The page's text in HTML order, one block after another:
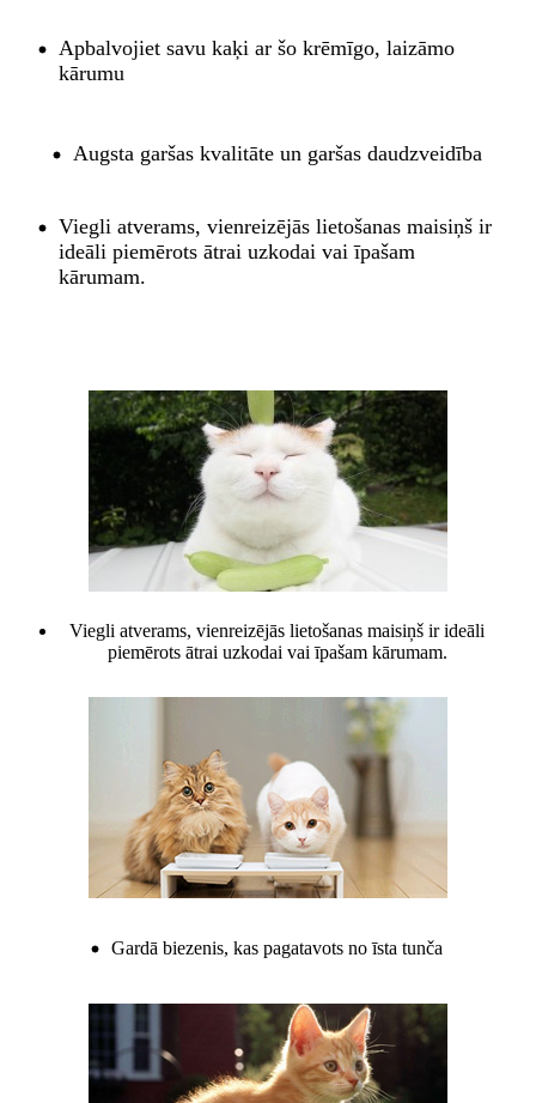
Apbalvojiet savu kaķi ar šo krēmīgo, laizāmo
kārumu
Augsta garšas kvalitāte un garšas daudzveidība
Viegli atverams, vienreizējās lietošanas maisiņš ir
ideāli piemērots ātrai uzkodai vai īpašam
kārumam.
Viegli atverams, vienreizējās lietošanas maisiņš ir ideāli
piemērots ātrai uzkodai vai īpašam kārumam.
Gardā biezenis, kas pagatavots no īsta tunča